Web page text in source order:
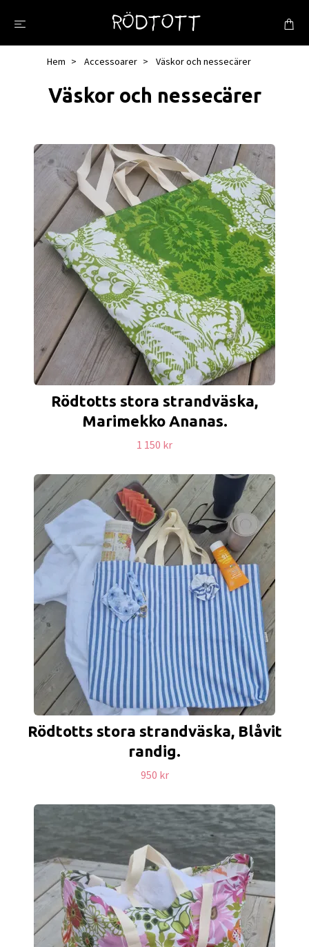
Hem Accessoarer Väskor och nessecärer
Väskor och nessecärer
Rödtotts stora strandväska,
Marimekko Ananas.
1 150 kr
Rödtotts stora strandväska, Blåvit
randig.
950 kr